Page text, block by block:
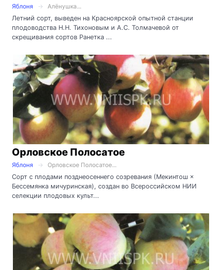
Яблоня
Алёнушка...
Летний сорт, выведен на Красноярской опытной станции
плодоводства Н.Н. Тихоновым и А.С. Толмачевой от
скрещивания сортов Ранетка ...
Орловское Полосатое
Яблоня
Орловское Полосатое...
Сорт с плодами позднеосеннего созревания (Мекинтош ×
Бессемянка мичуринская), создан во Всероссийском НИИ
селекции плодовых культ...